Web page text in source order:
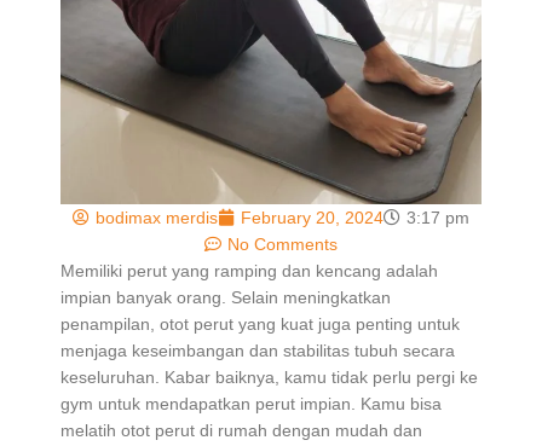
bodimax merdis February 20, 2024
3:17 pm
No Comments
Memiliki perut yang ramping dan kencang adalah
impian banyak orang. Selain meningkatkan
penampilan, otot perut yang kuat juga penting untuk
menjaga keseimbangan dan stabilitas tubuh secara
keseluruhan. Kabar baiknya, kamu tidak perlu pergi ke
gym untuk mendapatkan perut impian. Kamu bisa
melatih otot perut di rumah dengan mudah dan